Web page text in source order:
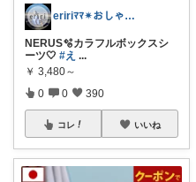
eririﾏﾏ✴︎おしゃれ雑貨×子供×服
NERUS🫧カラフルボックスシ
ーツ🤍 #え ...
￥ 3,480～
0 0 390
コレ いいね